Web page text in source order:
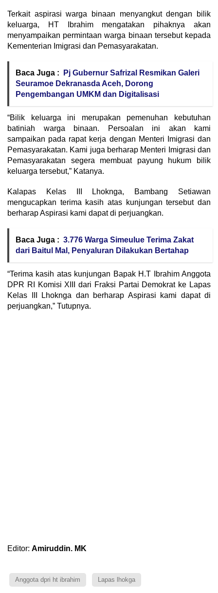
Terkait aspirasi warga binaan menyangkut dengan bilik
keluarga, HT Ibrahim mengatakan pihaknya akan
menyampaikan permintaan warga binaan tersebut kepada
Kementerian Imigrasi dan Pemasyarakatan.
Baca Juga :
Pj Gubernur Safrizal Resmikan Galeri
Seuramoe Dekranasda Aceh, Dorong
Pengembangan UMKM dan Digitalisasi
“Bilik keluarga ini merupakan pemenuhan kebutuhan
batiniah warga binaan. Persoalan ini akan kami
sampaikan pada rapat kerja dengan Menteri Imigrasi dan
Pemasyarakatan. Kami juga berharap Menteri Imigrasi dan
Pemasyarakatan segera membuat payung hukum bilik
keluarga tersebut,” Katanya.
Kalapas Kelas III Lhoknga, Bambang Setiawan
mengucapkan terima kasih atas kunjungan tersebut dan
berharap Aspirasi kami dapat di perjuangkan.
Baca Juga : 3.776 Warga Simeulue Terima Zakat
dari Baitul Mal, Penyaluran Dilakukan Bertahap
“Terima kasih atas kunjungan Bapak H.T Ibrahim Anggota
DPR RI Komisi XIII dari Fraksi Partai Demokrat ke Lapas
Kelas III Lhoknga dan berharap Aspirasi kami dapat di
perjuangkan,” Tutupnya.
Editor: Amiruddin. MK
Anggota dpri ht ibrahim Lapas lhokga